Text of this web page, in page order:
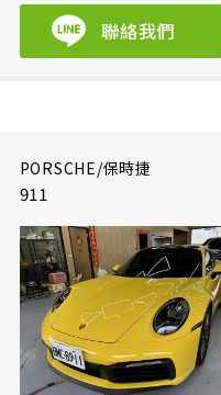
聯絡我們
PORSCHE/保時捷
911